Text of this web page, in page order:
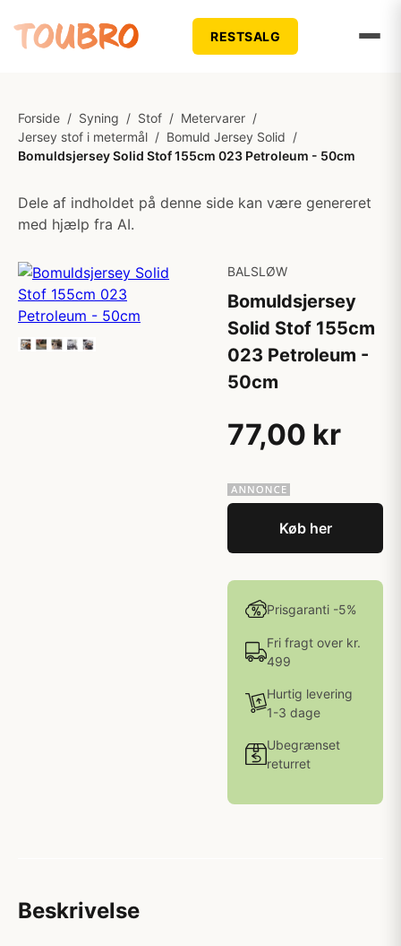
RESTSALG
Forside / Syning / Stof / Metervarer /
Jersey stof i metermål / Bomuld Jersey Solid /
Bomuldsjersey Solid Stof 155cm 023 Petroleum - 50cm
Dele af indholdet på denne side kan være genereret
med hjælp fra AI.
BALSLØW
Bomuldsjersey
Solid Stof 155cm
023 Petroleum -
50cm
77,00 kr
Køb her
Prisgaranti -5%
Fri fragt over kr.
499
Hurtig levering
1-3 dage
Ubegrænset
returret
Beskrivelse